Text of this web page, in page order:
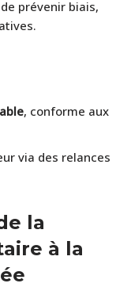
prévenir biais,
, conforme aux
via des relances
la
à la